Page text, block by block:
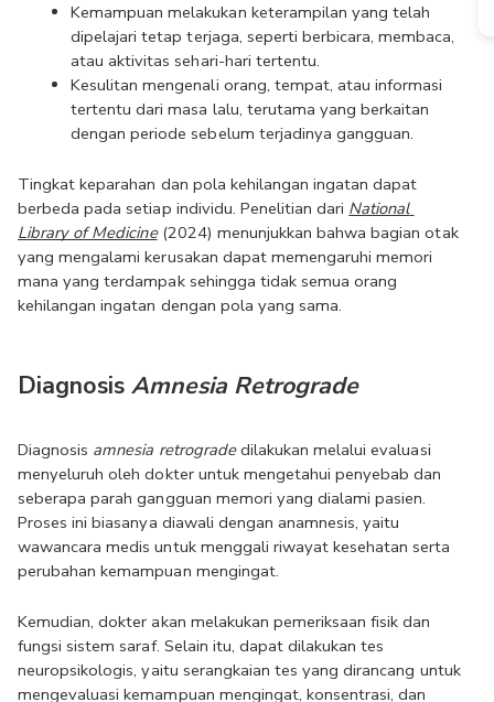
Kemampuan melakukan keterampilan yang telah
dipelajari tetap terjaga, seperti berbicara, membaca,
atau aktivitas sehari-hari tertentu.
Kesulitan mengenali orang, tempat, atau informasi
tertentu dari masa lalu, terutama yang berkaitan
dengan periode sebelum terjadinya gangguan.
Tingkat keparahan dan pola kehilangan ingatan dapat
berbeda pada setiap individu. Penelitian dari National
Library of Medicine (2024) menunjukkan bahwa bagian otak
yang mengalami kerusakan dapat memengaruhi memori
mana yang terdampak sehingga tidak semua orang
kehilangan ingatan dengan pola yang sama.
Diagnosis Amnesia Retrograde
Diagnosis amnesia retrograde dilakukan melalui evaluasi
menyeluruh oleh dokter untuk mengetahui penyebab dan
seberapa parah gangguan memori yang dialami pasien.
Proses ini biasanya diawali dengan anamnesis, yaitu
wawancara medis untuk menggali riwayat kesehatan serta
perubahan kemampuan mengingat.
Kemudian, dokter akan melakukan pemeriksaan fisik dan
fungsi sistem saraf. Selain itu, dapat dilakukan tes
neuropsikologis, yaitu serangkaian tes yang dirancang untuk
mengevaluasi kemampuan mengingat, konsentrasi, dan